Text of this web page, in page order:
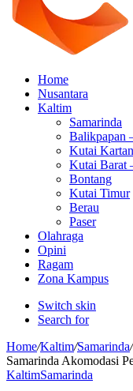
Home
Nusantara
Kaltim
Samarinda
Balikpapan
Kutai
Kutai Barat
Bontang
Kutai Timur
Berau
Paser
Olahraga
Opini
Ragam
Zona Kampus
Switch skin
Search for
Home/Kaltim/Samarinda/
Samarinda Akomodasi
KaltimSamarinda